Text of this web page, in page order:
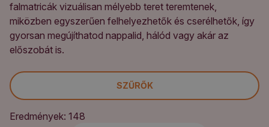
falmatricák vizuálisan mélyebb teret teremtenek,
miközben egyszerűen felhelyezhetők és cserélhetők, így
gyorsan megújíthatod nappalid, hálód vagy akár az
előszobát is.
SZŰRŐK
Eredmények: 148